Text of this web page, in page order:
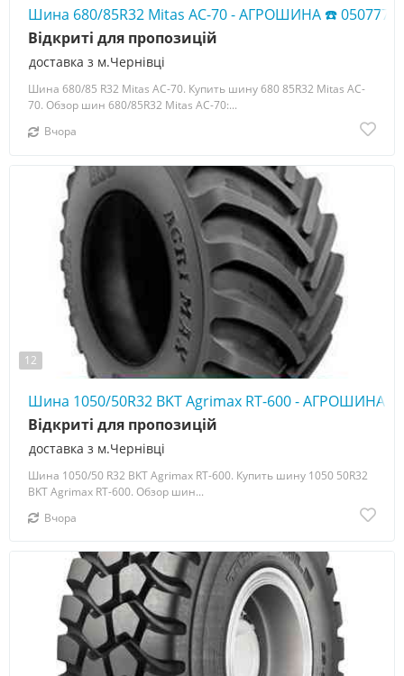
Шина 680/85R32 Mitas AC-70 - АГРОШИНА ☎️
доставка з м.Чернівці
Відкриті для пропозицій
Шина 680/85 R32 Mitas AC-70. Купить шину 680 85R32 Mitas AC-
70. Обзор шин 680/85R32 Mitas AC-70:...
Вчора
12
Шина 1050/50R32 BKT Agrimax RT-600 - АГРОШИНА ☎️
доставка з м.Чернівці
Відкриті для пропозицій
Шина 1050/50 R32 BKT Agrimax RT-600. Купить шину 1050 50R32
BKT Agrimax RT-600. Обзор шин...
Вчора